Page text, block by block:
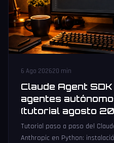
6 Ago 202620 min
Claude Agent
agentes
(tutorial agosto
Tutorial paso a paso del
Anthropic en Python: